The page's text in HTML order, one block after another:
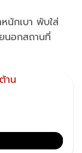
นักเบา พับใส่
นอกสถานที่